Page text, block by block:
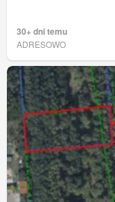
30+ dni temu
ADRESOWO